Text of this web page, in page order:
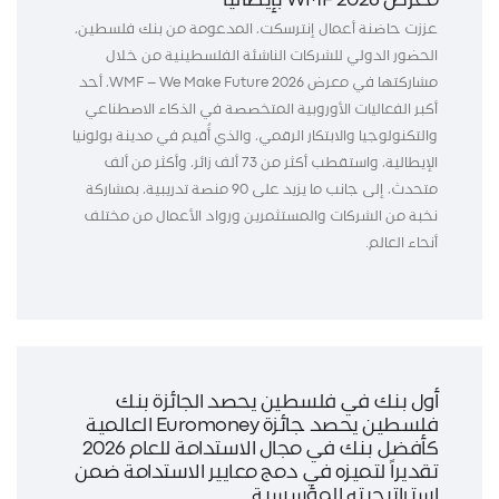
عززت حاضنة أعمال إنترسكت، المدعومة من بنك فلسطين،
الحضور الدولي للشركات الناشئة الفلسطينية من خلال
مشاركتها في معرض WMF – We Make Future 2026، أحد
أكبر الفعاليات الأوروبية المتخصصة في الذكاء الاصطناعي
والتكنولوجيا والابتكار الرقمي، والذي أُقيم في مدينة بولونيا
الإيطالية، واستقطب أكثر من 73 ألف زائر، وأكثر من ألف
متحدث، إلى جانب ما يزيد على 90 منصة تدريبية، بمشاركة
نخبة من الشركات والمستثمرين ورواد الأعمال من مختلف
أنحاء العالم.
أول بنك في فلسطين يحصد الجائزة بنك
فلسطين يحصد جائزة Euromoney العالمية
كأفضل بنك في مجال الاستدامة للعام 2026
تقديراً لتميزه في دمج معايير الاستدامة ضمن